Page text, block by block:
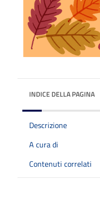
INDICE DELLA PAGINA
Descrizione
A cura di
Contenuti correlati